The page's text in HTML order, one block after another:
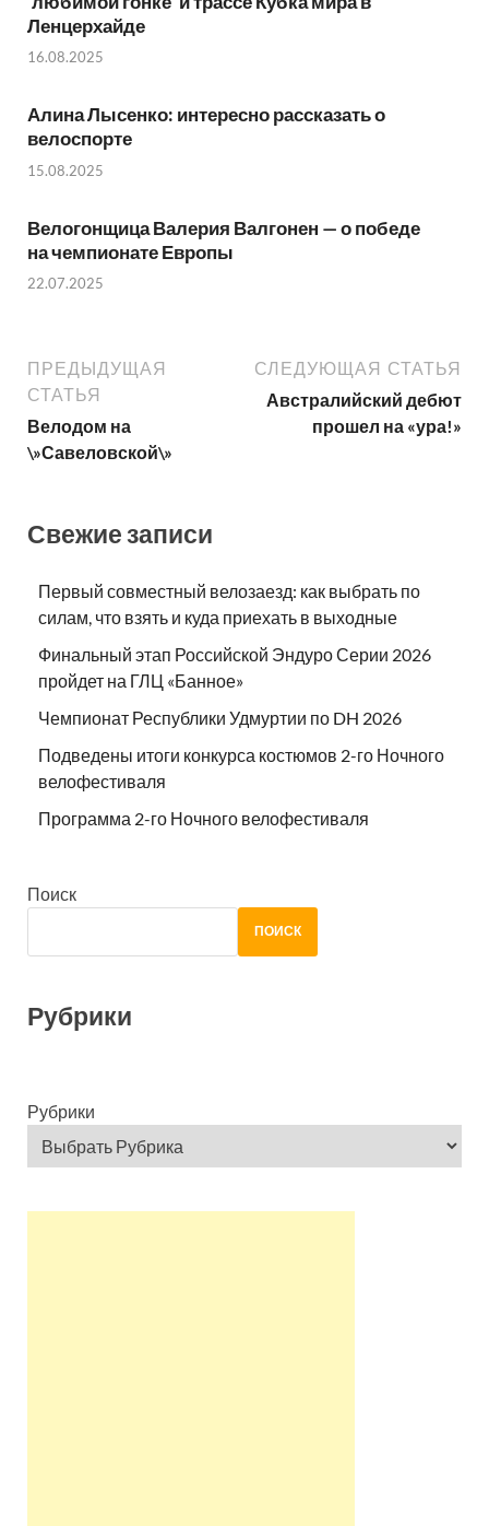
Ленцерхайде
16.08.2025
Алина Лысенко: интересно рассказать о
велоспорте
15.08.2025
Велогонщица Валерия Валгонен — о победе
на чемпионате Европы
22.07.2025
ПРЕДЫДУЩАЯ
СТАТЬЯ
Велодом на
\»Савеловской\»
СЛЕДУЮЩАЯ СТАТЬЯ
Австралийский дебют
прошел на «ура!»
Свежие записи
Первый совместный велозаезд: как выбрать по
силам, что взять и куда приехать в выходные
Финальный этап Российской Эндуро Серии 2026
пройдет на ГЛЦ «Банное»
Чемпионат Республики Удмуртии по DH 2026
Подведены итоги конкурса костюмов 2-го Ночного
велофестиваля
Программа 2-го Ночного велофестиваля
Поиск
ПОИСК
Рубрики
Рубрики